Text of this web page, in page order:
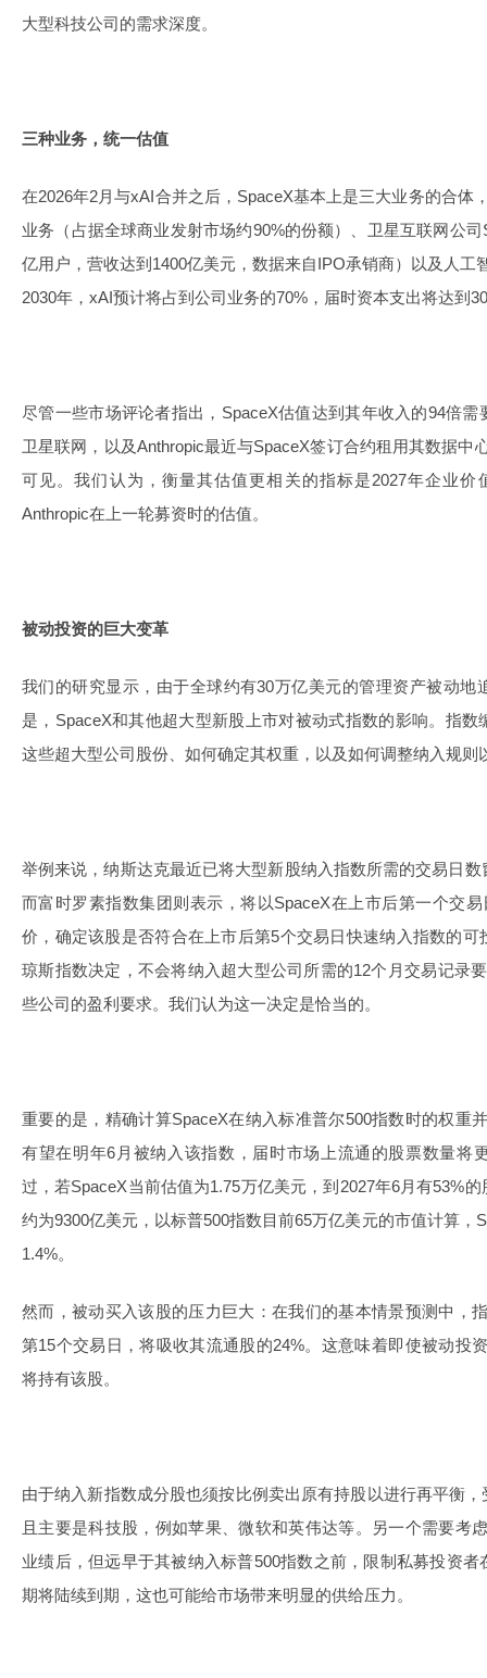
大型科技公司的需求深度。
三种业务，统一估值
在2026年2月与xAI合并之后，SpaceX基本上是三大业务的合体
业务（占据全球商业发射市场约90%的份额）、卫星互联网公
亿用户，营收达到1400亿美元，数据来自IPO承销商）以及人工
2030年，xAI预计将占到公司业务的70%，届时资本支出将达到
尽管一些市场评论者指出，SpaceX估值达到其年收入的94倍
卫星联网，以及Anthropic最近与SpaceX签订合约租用其数据中
可见。我们认为，衡量其估值更相关的指标是2027年企业价
Anthropic在上一轮募资时的估值。
被动投资的巨大变革
我们的研究显示，由于全球约有30万亿美元的管理资产被动地
是，SpaceX和其他超大型新股上市对被动式指数的影响。指
这些超大型公司股份、如何确定其权重，以及如何调整纳入规则
举例来说，纳斯达克最近已将大型新股纳入指数所需的交易日
而富时罗素指数集团则表示，将以SpaceX在上市后第一个交
价，确定该股是否符合在上市后第5个交易日快速纳入指数的
琼斯指数决定，不会将纳入超大型公司所需的12个月交易记录
些公司的盈利要求。我们认为这一决定是恰当的。
重要的是，精确计算SpaceX在纳入标准普尔500指数时的权重
有望在明年6月被纳入该指数，届时市场上流通的股票数量将
过，若SpaceX当前估值为1.75万亿美元，到2027年6月有53%
约为9300亿美元，以标普500指数目前65万亿美元的市值计算，
1.4%。
然而，被动买入该股的压力巨大：在我们的基本情景预测中，
第15个交易日，将吸收其流通股的24%。这意味着即使被动投
将持有该股。
由于纳入新指数成分股也须按比例卖出原有持股以进行再平衡
且主要是科技股，例如苹果、微软和英伟达等。另一个需要考
业绩后，但远早于其被纳入标普500指数之前，限制私募投资
期将陆续到期，这也可能给市场带来明显的供给压力。